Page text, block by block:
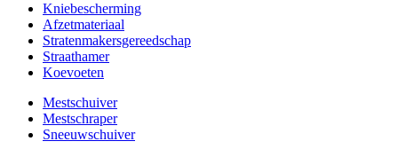
Kniebescherming
Afzetmateriaal
Stratenmakersgereedschap
Straathamer
Koevoeten
Mestschuiver
Mestschraper
Sneeuwschuiver